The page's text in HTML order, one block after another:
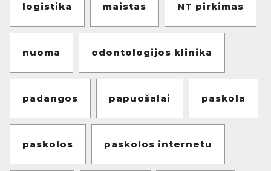
logistika maistas NT pirkimas
nuoma odontologijos klinika
padangos papuošalai paskola
paskolos paskolos internetu